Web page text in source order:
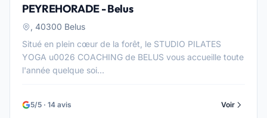
PEYREHORADE - Belus
, 40300 Belus
Situé en plein cœur de la forêt, le STUDIO PILATES
YOGA u0026 COACHING de BELUS vous accueille toute
l'année quelque soi...
5/5 · 14 avis Voir